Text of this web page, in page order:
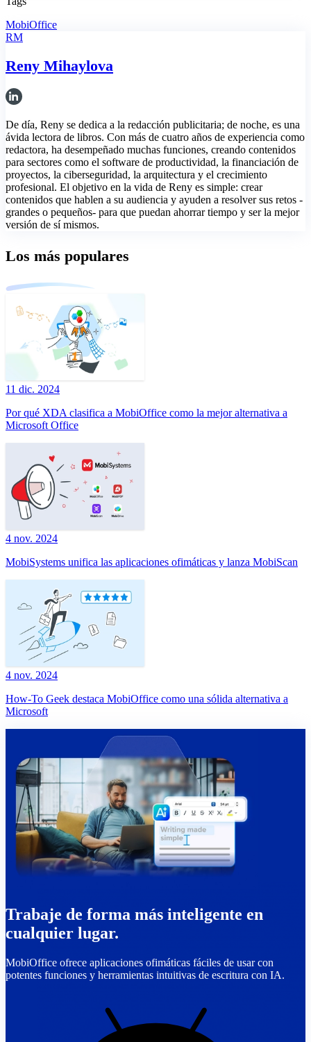
MobiOffice
RM
Reny Mihaylova
De día, Reny se dedica a la redacción publicitaria; de noche, es una
ávida lectora de libros. Con más de cuatro años de experiencia como
redactora, ha desempeñado muchas funciones, creando contenidos
para sectores como el software de productividad, la financiación de
proyectos, la ciberseguridad, la arquitectura y el crecimiento
profesional. El objetivo en la vida de Reny es simple: crear
contenidos que hablen a su audiencia y ayuden a resolver sus retos -
grandes o pequeños- para que puedan ahorrar tiempo y ser la mejor
versión de sí mismos.
Los más populares
11 dic. 2024
Por qué XDA clasifica a MobiOffice como la mejor alternativa a
Microsoft Office
4 nov. 2024
MobiSystems unifica las aplicaciones ofimáticas y lanza MobiScan
4 nov. 2024
How-To Geek destaca MobiOffice como una sólida alternativa a
Microsoft
Trabaje de forma más inteligente en
cualquier lugar.
MobiOffice ofrece aplicaciones ofimáticas fáciles de usar con
potentes funciones y herramientas intuitivas de escritura con IA.